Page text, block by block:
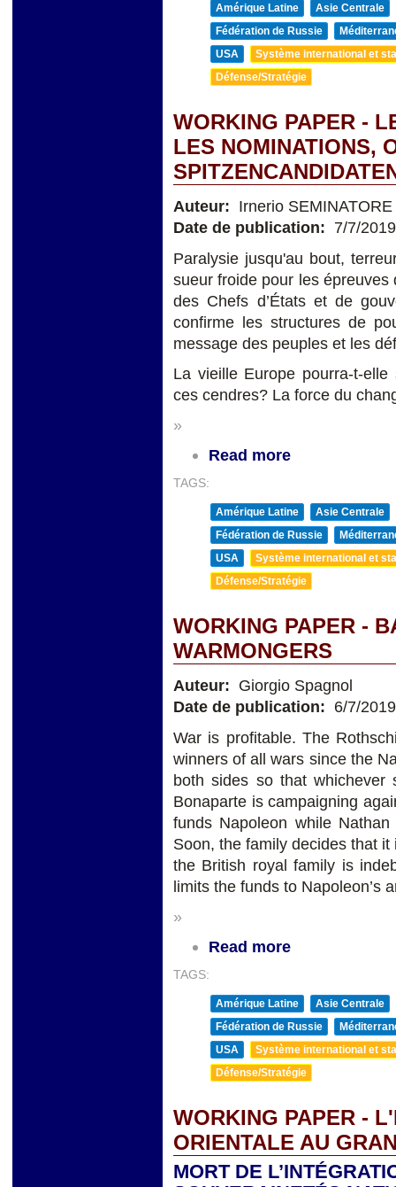
Amérique Latine
Asie Centrale
Fédération de Russie
USA
Système international et
Défense/Stratégie
WORKING PAPER -
LES NOMINATIONS,
Auteur: Irnerio SEMINATORE
Date de publication: 7/7/2019
Paralysie jusqu'au bout,
sueur froide pour les
des Chefs d’États et de
confirme les structures de
message des peuples et les
La vieille Europe pourra-t-
ces cendres? La force du
»
Read more
TAGS:
Amérique Latine
Asie Centrale
Fédération de Russie
USA
Système international et
Défense/Stratégie
WORKING PAPER -
WARMONGERS
Auteur: Giorgio Spagnol
Date de publication: 6/7/2019
War is profitable. The
winners of all wars since the
both sides so that whichever
Bonaparte is campaigning
funds Napoleon while
Soon, the family decides that
the British royal family is
limits the funds to Napoleon’s
»
Read more
TAGS:
Amérique Latine
Asie Centrale
Fédération de Russie
USA
Système international et
Défense/Stratégie
WORKING PAPER -
ORIENTALE AU
MORT DE